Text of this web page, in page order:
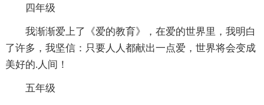
四年级
我渐渐爱上了《爱的教育》，在爱的世界里，我明白
了许多，我坚信：只要人人都献出一点爱，世界将会变成
美好的.人间！
五年级